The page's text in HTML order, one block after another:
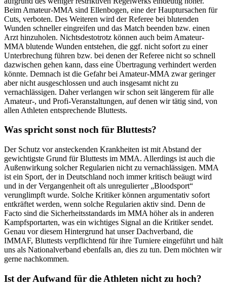
Beim Amateur-MMA sind Ellenbogen, eine der Hauptursachen für
Cuts, verboten. Des Weiteren wird der Referee bei blutenden
Wunden schneller eingreifen und das Match beenden bzw. einen
Arzt hinzuholen. Nichtsdestotrotz können auch beim Amateur-
MMA blutende Wunden entstehen, die ggf. nicht sofort zu einer
Unterbrechung führen bzw. bei denen der Referee nicht so schnell
dazwischen gehen kann, dass eine Übertragung verhindert werden
könnte. Demnach ist die Gefahr bei Amateur-MMA zwar geringer
aber nicht ausgeschlossen und auch insgesamt nicht zu
vernachlässigen. Daher verlangen wir schon seit längerem für alle
Amateur-, und Profi-Veranstaltungen, auf denen wir tätig sind, von
allen Athleten entsprechende Bluttests.
Was spricht sonst noch für Bluttests?
Der Schutz vor ansteckenden Krankheiten ist mit Abstand der
gewichtigste Grund für Bluttests im MMA. Allerdings ist auch die
Außenwirkung solcher Regularien nicht zu vernachlässigen. MMA
ist ein Sport, der in Deutschland noch immer kritisch beäugt wird
und in der Vergangenheit oft als unregulierter „Bloodsport“
verunglimpft wurde. Solche Kritiker können argumentativ sofort
entkräftet werden, wenn solche Regularien aktiv sind. Denn de
Facto sind die Sicherheitsstandards im MMA höher als in anderen
Kampfsportarten, was ein wichtiges Signal an die Kritiker sendet.
Genau vor diesem Hintergrund hat unser Dachverband, die
IMMAF, Bluttests verpflichtend für ihre Turniere eingeführt und hält
uns als Nationalverband ebenfalls an, dies zu tun. Dem möchten wir
gerne nachkommen.
Ist der Aufwand für die Athleten nicht zu hoch?